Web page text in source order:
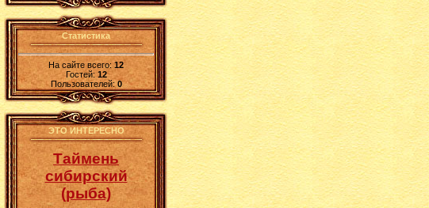
Статистика
На сайте всего:12
Гостей: 12
Пользователей: 0
ЭТО ИНТЕРЕСНО
Таймень
сибирский
(рыба)